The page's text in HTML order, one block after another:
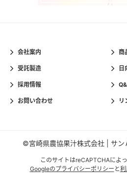
会社案内 商
受託製造 日
採用情報
お問い合わせ リ
©宮崎県農協果汁株式会社 | サ
このサイトはreCAPTCHAによ
Googleのプライバシーポリシー と